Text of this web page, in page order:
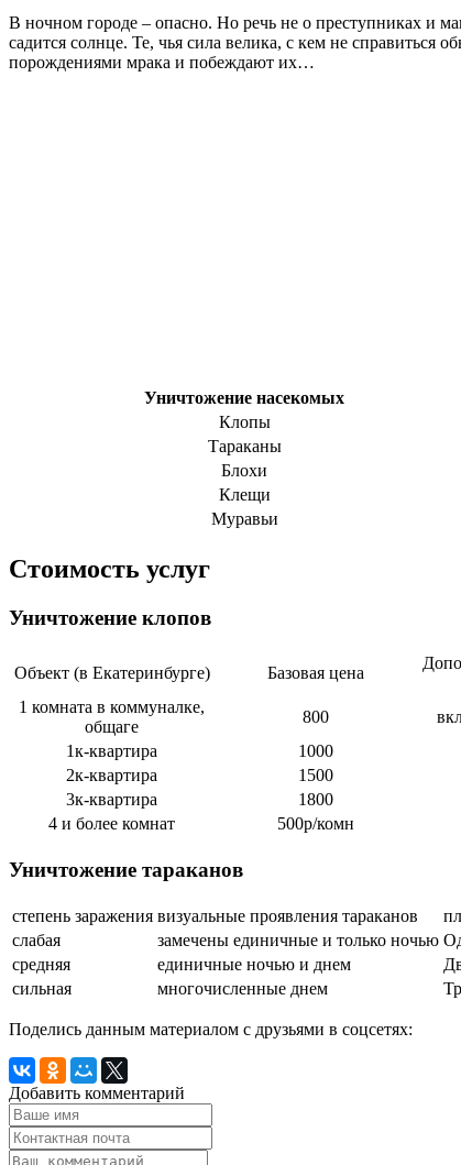
В ночном городе – опасно. Но речь не о преступниках и
садится солнце. Те, чья сила велика, с кем не
порождениями мрака и побеждают их…
Уничтожение насекомых
Клопы
Тараканы
Блохи
Клещи
Муравьи
Стоимость услуг
Уничтожение клопов
Объект (в Екатеринбурге) Базовая цена
1 комната в коммуналке,
общаге
800
1к-квартира
1000
2к-квартира
1500
3к-квартира
1800
4 и более комнат
500р/комн
Уничтожение тараканов
степень заражения визуальные проявления тараканов
слабая
замечены единичные и только ночью
средняя
единичные ночью и днем
сильная
многочисленные днем
Поделись данным материалом с друзьями в соцсетях:
Добавить комментарий